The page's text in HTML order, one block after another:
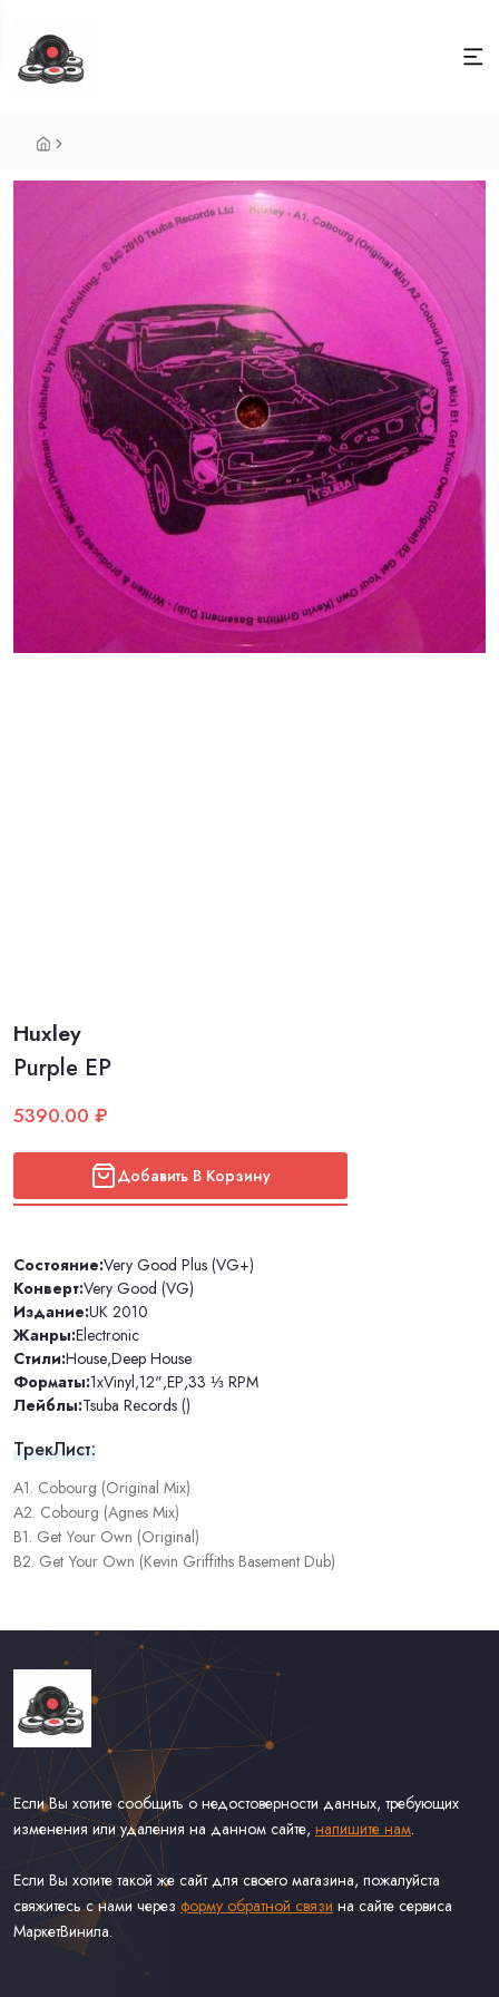
Huxley
Purple EP
5390.00 ₽
Добавить В Корзину
Состояние:Very Good Plus (VG+)
Конверт:Very Good (VG)
Издание:UK 2010
Жанры:Electronic
Стили:House,Deep House
Форматы:1xVinyl,12",EP,33 ⅓ RPM
Лейблы:Tsuba Records ()
ТрекЛист:
A1. Cobourg (Original Mix)
A2. Cobourg (Agnes Mix)
B1. Get Your Own (Original)
B2. Get Your Own (Kevin Griffiths Basement Dub)
Если Вы хотите сообщить о недостоверности данных, требующих
изменения или удаления на данном сайте, напишите нам.
Если Вы хотите такой же сайт для своего магазина, пожалуйста
свяжитесь с нами через форму обратной связи на сайте сервиса
МаркетВинила.
Каталог Винила, CD и Кассет